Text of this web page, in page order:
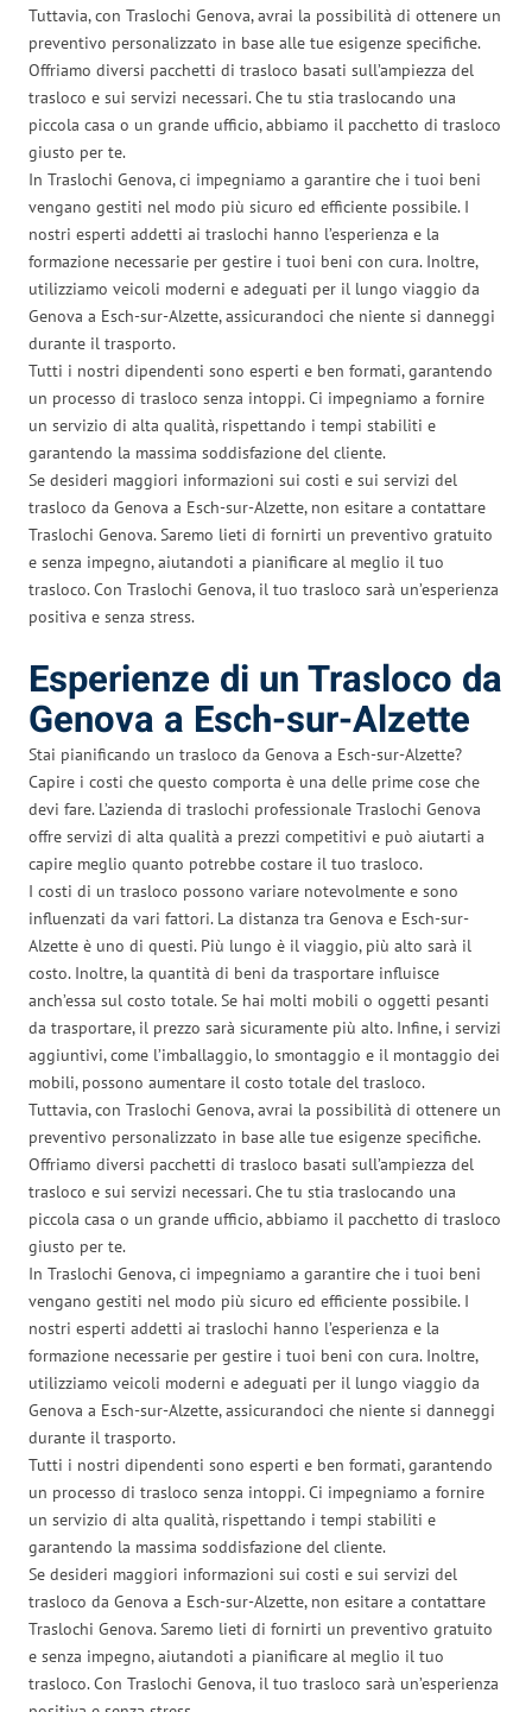
Tuttavia, con Traslochi Genova, avrai la possibilità di ottenere un
preventivo personalizzato in base alle tue esigenze specifiche.
Offriamo diversi pacchetti di trasloco basati sull’ampiezza del
trasloco e sui servizi necessari. Che tu stia traslocando una
piccola casa o un grande ufficio, abbiamo il pacchetto di trasloco
giusto per te.
In Traslochi Genova, ci impegniamo a garantire che i tuoi beni
vengano gestiti nel modo più sicuro ed efficiente possibile. I
nostri esperti addetti ai traslochi hanno l’esperienza e la
formazione necessarie per gestire i tuoi beni con cura. Inoltre,
utilizziamo veicoli moderni e adeguati per il lungo viaggio da
Genova a Esch-sur-Alzette, assicurandoci che niente si danneggi
durante il trasporto.
Tutti i nostri dipendenti sono esperti e ben formati, garantendo
un processo di trasloco senza intoppi. Ci impegniamo a fornire
un servizio di alta qualità, rispettando i tempi stabiliti e
garantendo la massima soddisfazione del cliente.
Se desideri maggiori informazioni sui costi e sui servizi del
trasloco da Genova a Esch-sur-Alzette, non esitare a contattare
Traslochi Genova. Saremo lieti di fornirti un preventivo gratuito
e senza impegno, aiutandoti a pianificare al meglio il tuo
trasloco. Con Traslochi Genova, il tuo trasloco sarà un’esperienza
positiva e senza stress.
Esperienze di un Trasloco da
Genova a Esch-sur-Alzette
Stai pianificando un trasloco da Genova a Esch-sur-Alzette?
Capire i costi che questo comporta è una delle prime cose che
devi fare. L’azienda di traslochi professionale Traslochi Genova
offre servizi di alta qualità a prezzi competitivi e può aiutarti a
capire meglio quanto potrebbe costare il tuo trasloco.
I costi di un trasloco possono variare notevolmente e sono
influenzati da vari fattori. La distanza tra Genova e Esch-sur-
Alzette è uno di questi. Più lungo è il viaggio, più alto sarà il
costo. Inoltre, la quantità di beni da trasportare influisce
anch’essa sul costo totale. Se hai molti mobili o oggetti pesanti
da trasportare, il prezzo sarà sicuramente più alto. Infine, i servizi
aggiuntivi, come l’imballaggio, lo smontaggio e il montaggio dei
mobili, possono aumentare il costo totale del trasloco.
Tuttavia, con Traslochi Genova, avrai la possibilità di ottenere un
preventivo personalizzato in base alle tue esigenze specifiche.
Offriamo diversi pacchetti di trasloco basati sull’ampiezza del
trasloco e sui servizi necessari. Che tu stia traslocando una
piccola casa o un grande ufficio, abbiamo il pacchetto di trasloco
giusto per te.
In Traslochi Genova, ci impegniamo a garantire che i tuoi beni
vengano gestiti nel modo più sicuro ed efficiente possibile. I
nostri esperti addetti ai traslochi hanno l’esperienza e la
formazione necessarie per gestire i tuoi beni con cura. Inoltre,
utilizziamo veicoli moderni e adeguati per il lungo viaggio da
Genova a Esch-sur-Alzette, assicurandoci che niente si danneggi
durante il trasporto.
Tutti i nostri dipendenti sono esperti e ben formati, garantendo
un processo di trasloco senza intoppi. Ci impegniamo a fornire
un servizio di alta qualità, rispettando i tempi stabiliti e
garantendo la massima soddisfazione del cliente.
Se desideri maggiori informazioni sui costi e sui servizi del
trasloco da Genova a Esch-sur-Alzette, non esitare a contattare
Traslochi Genova. Saremo lieti di fornirti un preventivo gratuito
e senza impegno, aiutandoti a pianificare al meglio il tuo
trasloco. Con Traslochi Genova, il tuo trasloco sarà un’esperienza